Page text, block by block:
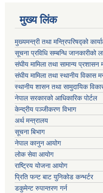
मुख्य लिंक
मुख्यमन्त्री तथा मन्त्रिपरिषद्को
सूचना प्रविधि सम्बन्धि जानकारीको
संघीय मामिला तथा सामान्य प्रशासन
संघीय मामिला तथा स्थानीय विकास
स्थानीय शासन तथा सामुदायिक
नेपाल सरकारको आधिकारिक पोर्टल
केन्द्रीय पञ्जीकरण विभाग
अर्थ मन्त्रालय
सूचना बिभाग
नेपाल कानुन आयोग
लोक सेवा आयोग
राष्ट्रिय योजना आयोग
प्रिति फन्ट बाट युनिकोड कन्भर्टर
डकुमेन्ट रुपान्तरण गर्न